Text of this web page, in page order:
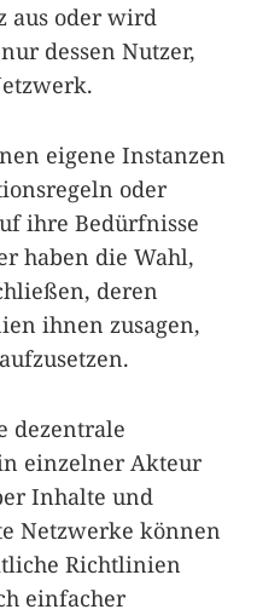
aus oder wird
dessen Nutzer,
eigene Instanzen
oder
ihre Bedürfnisse
haben die Wahl,
deren
ihnen zusagen,
dezentrale
einzelner Akteur
Inhalte und
Netzwerke können
Richtlinien
einfacher